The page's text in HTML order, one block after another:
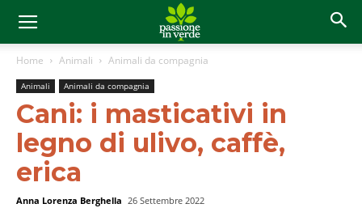
Home Animali Animali da compagnia
Animali Animali da compagnia
Cani: i masticativi in
legno di ulivo, caffè,
erica
Anna Lorenza Berghella 26 Settembre 2022